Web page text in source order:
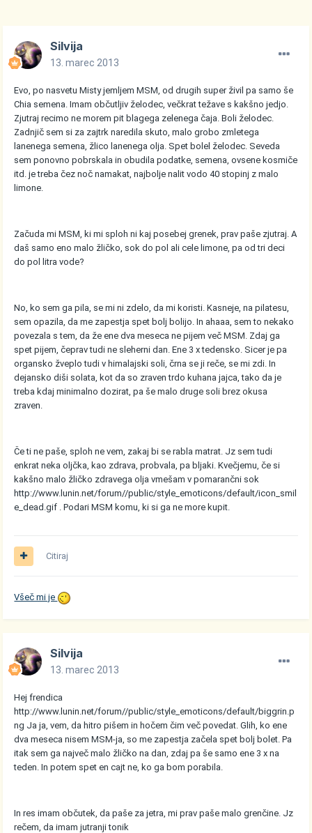
Silvija
13. marec 2013
Evo, po nasvetu Misty jemljem MSM, od drugih super živil pa samo še
Chia semena. Imam občutljiv želodec, večkrat težave s kakšno jedjo.
Zjutraj recimo ne morem pit blagega zelenega čaja. Boli želodec.
Zadnjič sem si za zajtrk naredila skuto, malo grobo zmletega
lanenega semena, žlico lanenega olja. Spet bolel želodec. Seveda
sem ponovno pobrskala in obudila podatke, semena, ovsene kosmiče
itd. je treba čez noč namakat, najbolje nalit vodo 40 stopinj z malo
limone.
Začuda mi MSM, ki mi sploh ni kaj posebej grenek, prav paše zjutraj. A
daš samo eno malo žličko, sok do pol ali cele limone, pa od tri deci
do pol litra vode?
No, ko sem ga pila, se mi ni zdelo, da mi koristi. Kasneje, na pilatesu,
sem opazila, da me zapestja spet bolj bolijo. In ahaaa, sem to nekako
povezala s tem, da že ene dva meseca ne pijem več MSM. Zdaj ga
spet pijem, čeprav tudi ne sleherni dan. Ene 3 x tedensko. Sicer je pa
organsko žveplo tudi v himalajski soli, črna se ji reče, se mi zdi. In
dejansko diši solata, kot da so zraven trdo kuhana jajca, tako da je
treba kdaj minimalno dozirat, pa še malo druge soli brez okusa
zraven.
Če ti ne paše, sploh ne vem, zakaj bi se rabla matrat. Jz sem tudi
enkrat neka oljčka, kao zdrava, probvala, pa bljaki. Kvečjemu, če si
kakšno malo žličko zdravega olja vmešam v pomarančni sok
http://www.lunin.net/forum//public/style_emoticons/default/icon_smil
e_dead.gif . Podari MSM komu, ki si ga ne more kupit.
Citiraj
Všeč mi je
Silvija
13. marec 2013
Hej frendica
http://www.lunin.net/forum//public/style_emoticons/default/biggrin.p
ng Ja ja, vem, da hitro pišem in hočem čim več povedat. Glih, ko ene
dva meseca nisem MSM-ja, so me zapestja začela spet bolj bolet. Pa
itak sem ga največ malo žličko na dan, zdaj pa še samo ene 3 x na
teden. In potem spet en cajt ne, ko ga bom porabila.
In res imam občutek, da paše za jetra, mi prav paše malo grenčine. Jz
rečem, da imam jutranji tonik